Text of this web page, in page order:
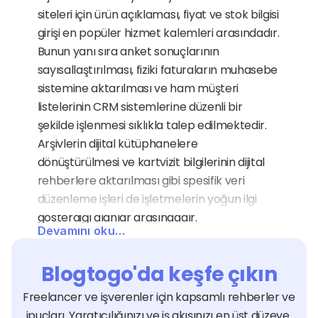
siteleri için ürün açıklaması, fiyat ve stok bilgisi
girişi en popüler hizmet kalemleri arasındadır.
Bunun yanı sıra anket sonuçlarının
sayısallaştırılması, fiziki faturaların muhasebe
sistemine aktarılması ve ham müşteri
listelerinin CRM sistemlerine düzenli bir
şekilde işlenmesi sıklıkla talep edilmektedir.
Arşivlerin dijital kütüphanelere
dönüştürülmesi ve kartvizit bilgilerinin dijital
rehberlere aktarılması gibi spesifik veri
düzenleme işleri de işletmelerin yoğun ilgi
gösterdiği alanlar arasındadır.
Veri Girişi Uzmanları Hangi
Sektörlere Hizmet Verir?
Veri girişi hizmeti, bilginin olduğu her sektörde
operasyonel bir zorunluluktur ve
Devamını oku…
Blogtogo'da keşfe çıkın
Freelancer ve işverenler için kapsamlı rehberler ve